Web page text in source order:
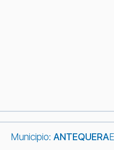
Municipio: ANTEQUERA